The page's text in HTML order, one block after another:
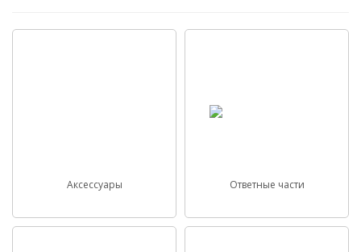
Аксессуары Ответные части